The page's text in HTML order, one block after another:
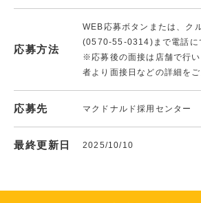
応募方法
WEB応募ボタンまたは、ク
(0570-55-0314)まで電話に
※応募後の面接は店舗で行
者より面接日などの詳細をご
応募先 マクドナルド採用センター
最終更新日 2025/10/10